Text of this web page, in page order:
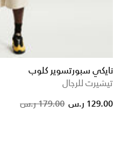
نايكي سبورتسوير كلوب
تيشيرت للرجال
179.00 ر.س 129.00 ر.س